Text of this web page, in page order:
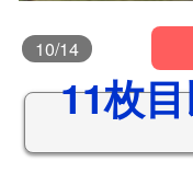
10/14
11枚